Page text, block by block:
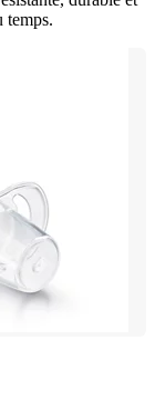
temps.